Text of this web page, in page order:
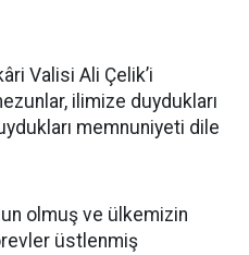
Valisi Ali Çelik’i
ilimize duydukları
memnuniyeti dile
olmuş ve ülkemizin
üstlenmiş